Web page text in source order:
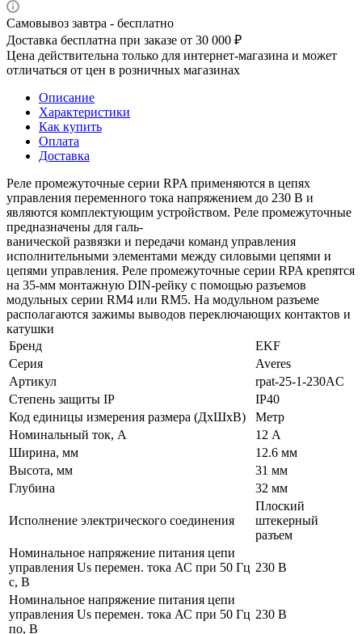
Самовывоз завтра - бесплатно
Доставка бесплатна при заказе от 30 000 ₽
Цена действительна только для интернет-магазина и может
отличаться от цен в розничных магазинах
Описание
Характеристики
Как купить
Оплата
Доставка
Реле промежуточные серии RPA применяются в цепях
управления переменного тока напряжением до 230 В и
являются комплектующим устройством. Реле промежуточные
предназначены для галь-
ванической развязки и передачи команд управления
исполнительными элементами между силовыми цепями и
цепями управления. Реле промежуточные серии RPA крепятся
на 35-мм монтажную DIN-рейку с помощью разъемов
модульных серии RM4 или RM5. На модульном разъеме
располагаются зажимы выводов переключающих контактов и
катушки
Бренд
EKF
Серия
Averes
Артикул
rpat-25-1-230AC
Степень защиты IP
IP40
Код единицы измерения размера (ДхШхВ)
Метр
Номинальный ток, А
12 А
Ширина, мм
12.6 мм
Высота, мм
31 мм
Глубина
32 мм
Исполнение электрического соединения
Плоский
штекерный
разъем
Номинальное напряжение питания цепи
управления Us перемен. тока АС при 50 Гц
с, В
230 В
Номинальное напряжение питания цепи
управления Us перемен. тока АС при 50 Гц
по, В
230 В